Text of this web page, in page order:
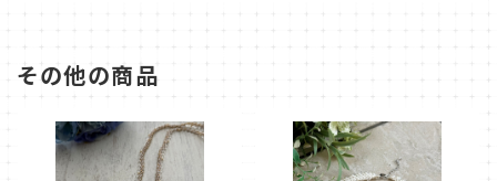
その他の商品